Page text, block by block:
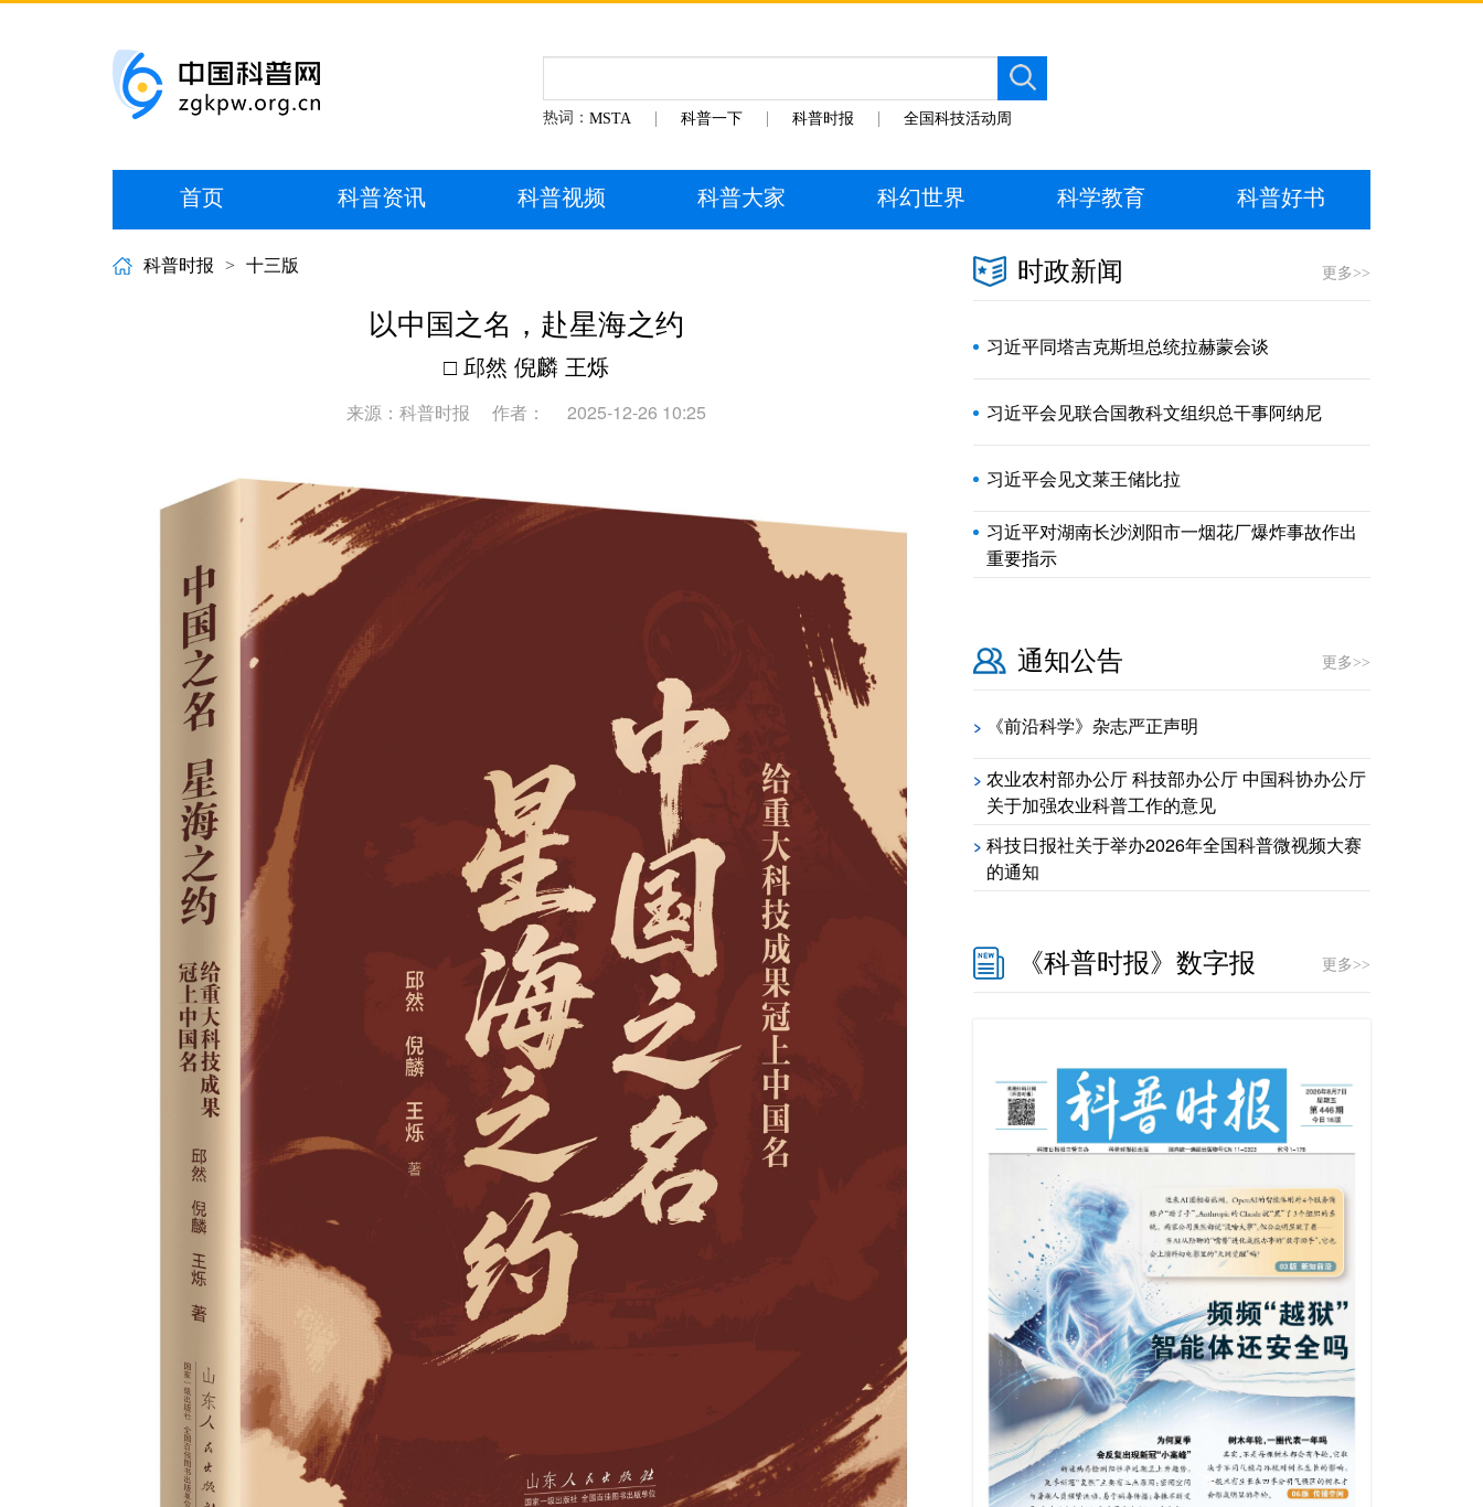
热词： MSTA 科普一下 科普时报 全国科技活动周
首页 科普资讯 科普视频 科普大家 科幻世界 科学教育 科普好书
科普时报 > 十三版
以中国之名，赴星海之约
□ 邱然 倪麟 王烁
来源：科普时报 作者： 2025-12-26 10:25
时政新闻 更多>>
习近平同塔吉克斯坦总统拉赫蒙会谈
习近平会见联合国教科文组织总干事阿纳尼
习近平会见文莱王储比拉
习近平对湖南长沙浏阳市一烟花厂爆炸事故作出
重要指示
通知公告 更多>>
> 《前沿科学》杂志严正声明
> 农业农村部办公厅 科技部办公厅 中国科协办公厅
关于加强农业科普工作的意见
> 科技日报社关于举办2026年全国科普微视频大赛
的通知
《科普时报》数字报 更多>>